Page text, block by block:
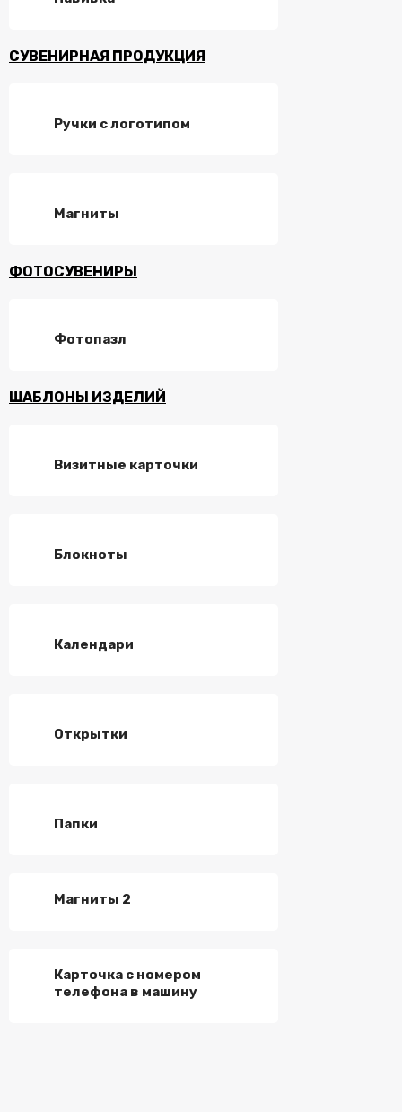
СУВЕНИРНАЯ ПРОДУКЦИЯ
Ручки с логотипом
Магниты
ФОТОСУВЕНИРЫ
Фотопазл
ШАБЛОНЫ ИЗДЕЛИЙ
Визитные карточки
Блокноты
Календари
Открытки
Папки
Магниты 2
Карточка с номером
телефона в машину